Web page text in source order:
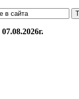
07.08.2026г.